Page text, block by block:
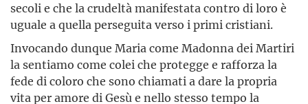
secoli e che la crudeltà manifestata contro di loro è
uguale a quella perseguita verso i primi cristiani.
Invocando dunque Maria come Madonna dei Martiri
la sentiamo come colei che protegge e rafforza la
fede di coloro che sono chiamati a dare la propria
vita per amore di Gesù e nello stesso tempo la